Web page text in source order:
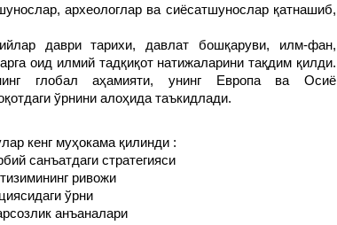
археологлар ва сиёсатшунослар қатнашиб,
даври тарихи, давлат бошқаруви, илм-фан,
оид илмий тадқиқот натижаларини тақдим қилди.
глобал аҳамияти, унинг Европа ва Осиё
ўрнини алоҳида таъкидлади.
кенг муҳокама қилинди :
санъатдаги стратегияси
ривожи
ўрни
анъаналари